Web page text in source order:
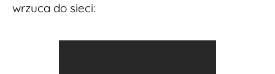
wrzuca do sieci: